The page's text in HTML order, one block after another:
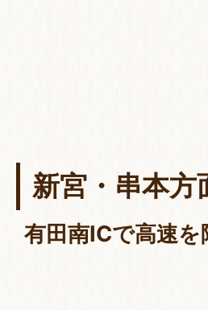
新宮・串本
有田南ICで高速を